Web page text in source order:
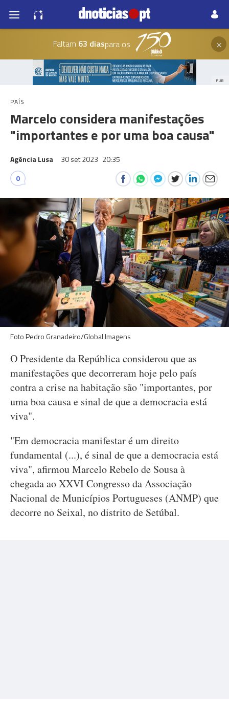
Faltam 63 diaspara os ×
PUB
PAÍS
Marcelo considera manifestações
"importantes e por uma boa causa"
Agência Lusa 30 set 2023 20:35
0
Foto Pedro Granadeiro/Global Imagens
O Presidente da República considerou que as
manifestações que decorreram hoje pelo país
contra a crise na habitação são "importantes, por
uma boa causa e sinal de que a democracia está
viva".
"Em democracia manifestar é um direito
fundamental (...), é sinal de que a democracia está
viva", afirmou Marcelo Rebelo de Sousa à
chegada ao XXVI Congresso da Associação
Nacional de Municípios Portugueses (ANMP) que
decorre no Seixal, no distrito de Setúbal.